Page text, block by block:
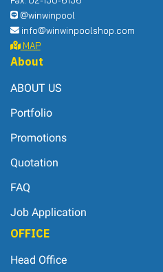
@winwinpool
info@winwinpoolshop.com
MAP
About
ABOUT US
Portfolio
Promotions
Quotation
FAQ
Job Application
OFFICE
Head Office